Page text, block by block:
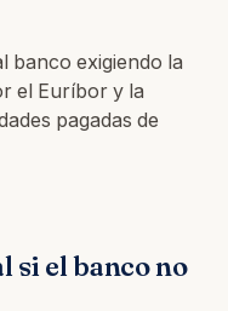
banco exigiendo la
el Euríbor y la
pagadas de
si el banco no